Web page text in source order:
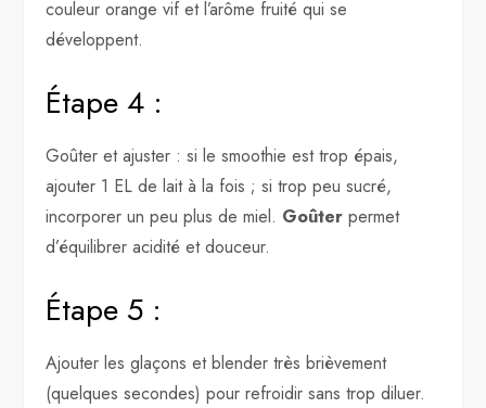
couleur orange vif et l’arôme fruité qui se
développent.
Étape 4 :
Goûter et ajuster : si le smoothie est trop épais,
ajouter 1 EL de lait à la fois ; si trop peu sucré,
incorporer un peu plus de miel. Goûter permet
d’équilibrer acidité et douceur.
Étape 5 :
Ajouter les glaçons et blender très brièvement
(quelques secondes) pour refroidir sans trop diluer.